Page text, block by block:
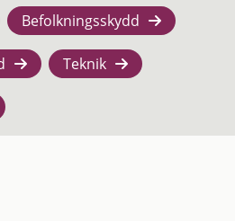
Befolkningsskydd
Teknik